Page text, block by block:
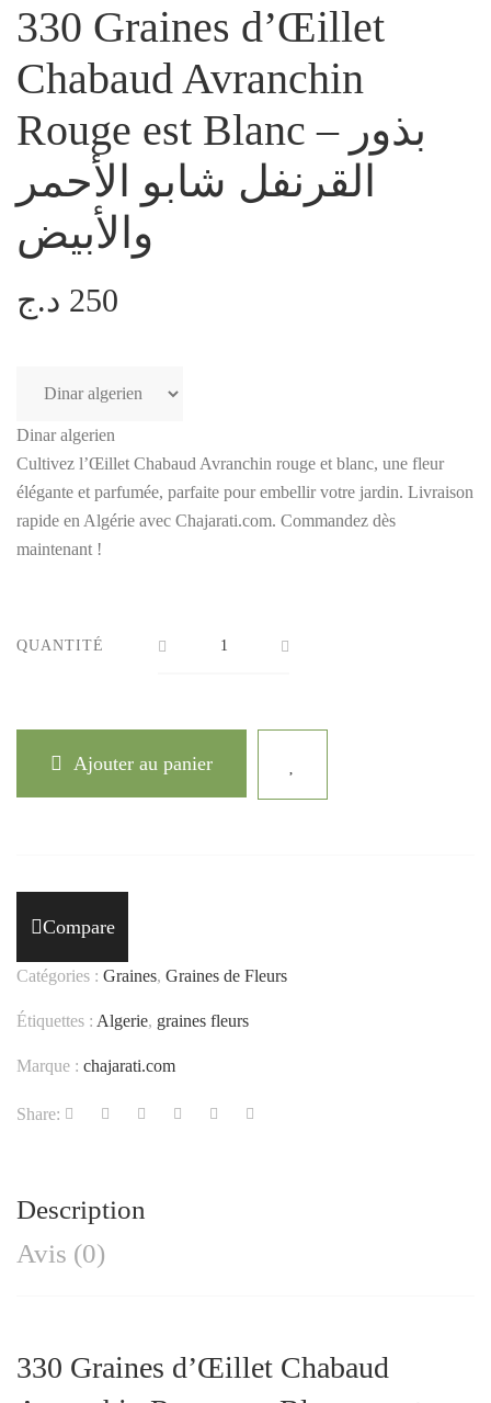
330 Graines d’Œillet
Chabaud Avranchin
Rouge est Blanc – بذور
القرنفل شابو الأحمر
والأبيض
250 د.ج
Dinar algerien
Cultivez l’Œillet Chabaud Avranchin rouge et blanc, une fleur
élégante et parfumée, parfaite pour embellir votre jardin. Livraison
rapide en Algérie avec Chajarati.com. Commandez dès
maintenant !
QUANTITÉ
Ajouter au panier
Compare
Catégories : Graines, Graines de Fleurs
Étiquettes : Algerie, graines fleurs
Marque : chajarati.com
Share:
Description
Avis (0)
330 Graines d’Œillet Chabaud